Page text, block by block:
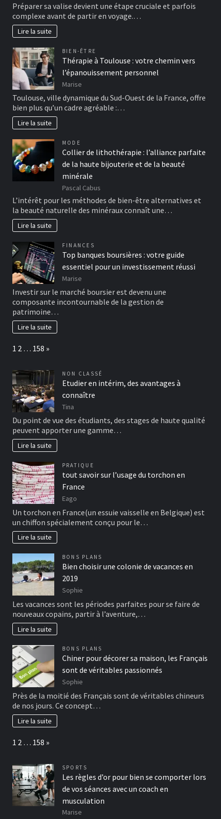
Préparer sa valise devient une étape cruciale et parfois
complexe avant de partir en voyage.…
Lire la suite
BIEN-ÊTRE
Thérapie à Toulouse : votre chemin vers
l’épanouissement personnel
Marise
Toulouse, ville dynamique du Sud-Ouest de la France, offre
bien plus qu’un cadre agréable :…
Lire la suite
MODE
Collier de lithothérapie : l’alliance parfaite
de la haute bijouterie et de la beauté
minérale
Pascal Cabus
L’intérêt pour les méthodes de bien-être alternatives et
la beauté naturelle des minéraux connaît une…
Lire la suite
FINANCES
Top banques boursières : votre guide
essentiel pour un investissement réussi
Marise
Investir sur le marché boursier est devenu une
composante incontournable de la gestion de
patrimoine…
Lire la suite
Page:
1 2 … 158 Next
»
NON CLASSÉ
Etudier en intérim, des avantages à
connaître
Tina
Du point de vue des étudiants, des stages de haute qualité
peuvent apporter une gamme…
Lire la suite
PRATIQUE
tout savoir sur l’usage du torchon en
France
Eago
Un torchon en France(un essuie vaisselle en Belgique) est
un chiffon spécialement conçu pour le…
Lire la suite
BONS PLANS
Bien choisir une colonie de vacances en
2019
Sophie
Les vacances sont les périodes parfaites pour se faire de
nouveaux copains, partir à l’aventure,…
Lire la suite
BONS PLANS
Chiner pour décorer sa maison, les Français
sont de véritables passionnés
Sophie
Près de la moitié des Français sont de véritables chineurs
de nos jours. Ce concept…
Lire la suite
Page:
1 2 … 158 Next
»
SPORTS
Les règles d’or pour bien se comporter lors
de vos séances avec un coach en
musculation
Marise